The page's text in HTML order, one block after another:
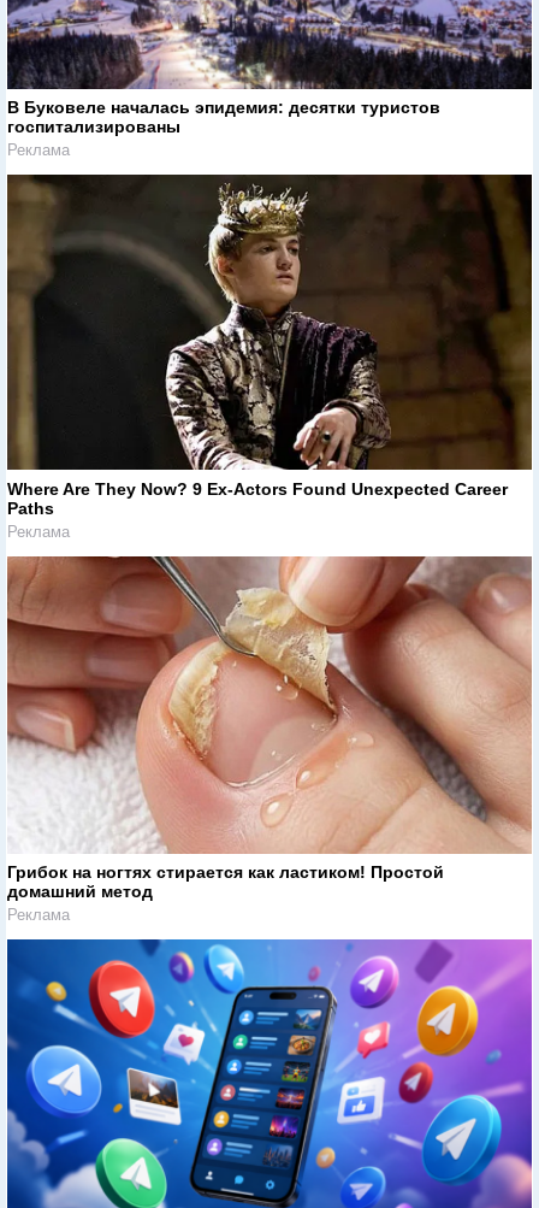
В Буковеле началась эпидемия: десятки туристов
госпитализированы
Реклама
Where Are They Now? 9 Ex-Actors Found Unexpected Career
Paths
Реклама
Грибок на ногтях стирается как ластиком! Простой
домашний метод
Реклама